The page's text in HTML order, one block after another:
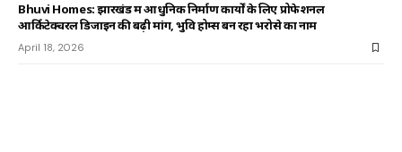
Bhuvi Homes: झारखंड में आधुनिक निर्माण कार्यों के लिए प्रोफेशनल
आर्किटेक्चरल डिजाइन की बढ़ी मांग, भुवि होम्स बन रहा भरोसे का नाम
April 18, 2026